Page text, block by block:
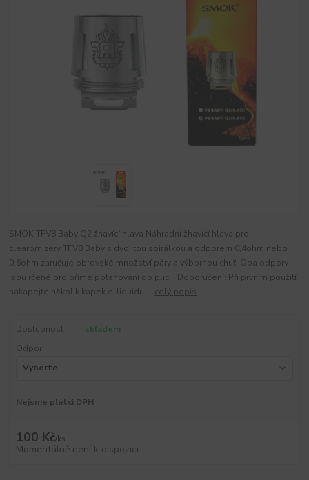
SMOK TFV8 Baby Q2 žhavící hlava Náhradní žhavící hlava pro
clearomizéry TFV8 Baby s dvojitou spirálkou a odporem 0,4ohm nebo
0,6ohm zaručuje obrovské množství páry a výbornou chuť. Oba odpory
jsou rčené pro přímé potahování do plic. Doporučení: Při prvním použití
nakapejte několik kapek e-liquidu ... celý popis
Dostupnost
skladem
Odpor
Nejsme plátci DPH
100 Kč/ks
Momentálně není k dispozici